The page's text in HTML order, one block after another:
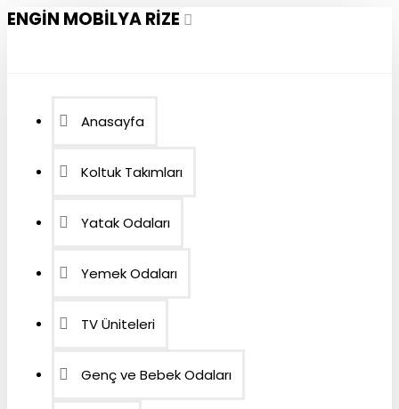
ENGIN MOBILYA RIZE
Anasayfa
Koltuk Takımları
Yatak Odaları
Yemek Odaları
TV Üniteleri
Genç ve Bebek Odaları